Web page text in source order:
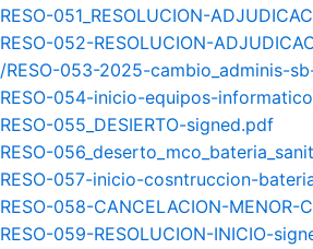
RESO-051_RESOLUCION-
RESO-052-RESOLUCION-
/RESO-053-2025-cambio_adminis-
RESO-054-inicio-equipos-
RESO-055_DESIERTO-signed.pdf
RESO-
RESO-057-inicio-cosntruccion-
RESO-058-CANCELACION-MENOR-
RESO-059-RESOLUCION-INICIO-